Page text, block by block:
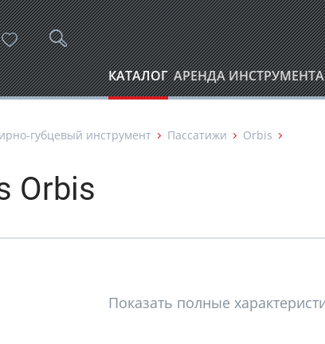
КАТАЛОГ АРЕНДА ИНСТРУМЕНТА
губцевый инструмент Пассатижи
Orbis
Orbis